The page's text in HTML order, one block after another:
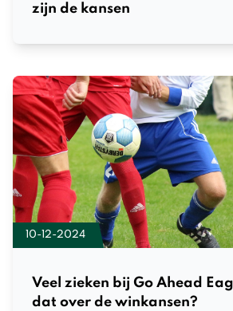
zijn de kansen
10-12-2024
Veel zieken bij Go Ahead
dat over de winkansen?